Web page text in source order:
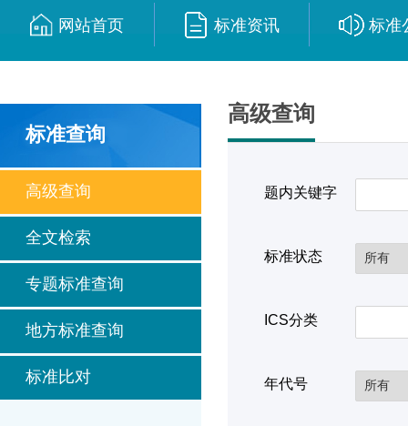
网站首页 标准资讯 标准
标准查询
高级查询
全文检索
专题标准查询
地方标准查询
标准比对
高级查询
题内关键字
标准状态
ICS分类
年代号